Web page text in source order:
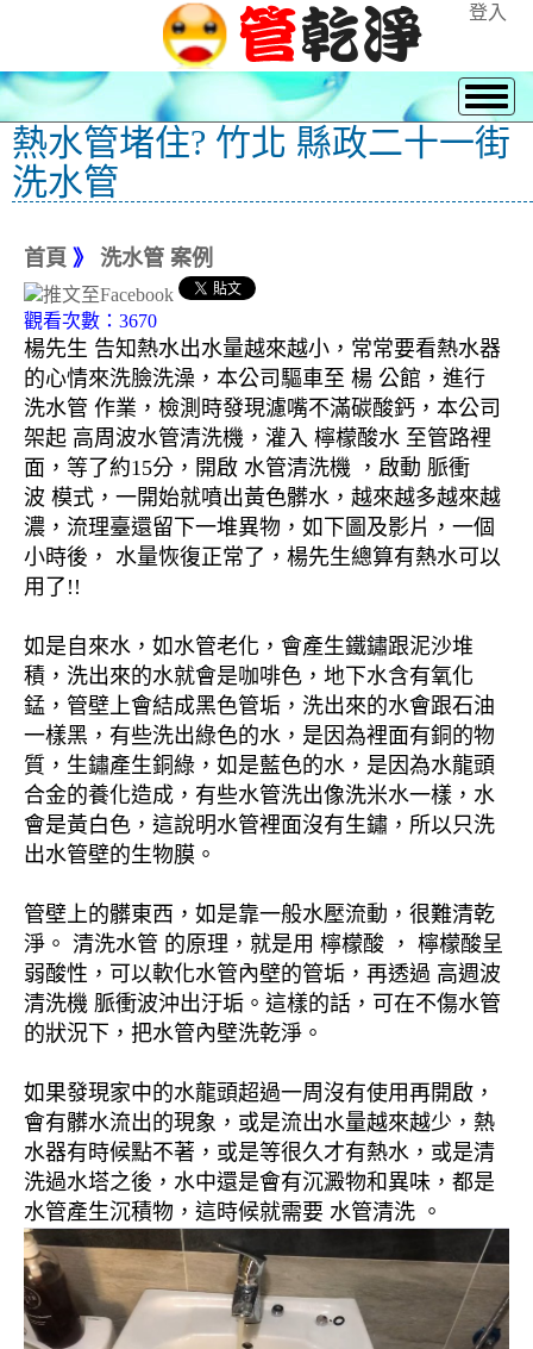
登入
熱水管堵住? 竹北 縣政二十一街
洗水管
首頁 》 洗水管 案例
觀看次數：3670
楊先生 告知熱水出水量越來越小，常常要看熱水器
的心情來洗臉洗澡，本公司驅車至 楊 公館，進行
洗水管 作業，檢測時發現濾嘴不滿碳酸鈣，本公司
架起 高周波水管清洗機，灌入 檸檬酸水 至管路裡
面，等了約15分，開啟 水管清洗機 ，啟動 脈衝
波 模式，一開始就噴出黃色髒水，越來越多越來越
濃，流理臺還留下一堆異物，如下圖及影片，一個
小時後， 水量恢復正常了，楊先生總算有熱水可以
用了!!
如是自來水，如水管老化，會產生鐵鏽跟泥沙堆
積，洗出來的水就會是咖啡色，地下水含有氧化
錳，管壁上會結成黑色管垢，洗出來的水會跟石油
一樣黑，有些洗出綠色的水，是因為裡面有銅的物
質，生鏽產生銅綠，如是藍色的水，是因為水龍頭
合金的養化造成，有些水管洗出像洗米水一樣，水
會是黃白色，這說明水管裡面沒有生鏽，所以只洗
出水管壁的生物膜。
管壁上的髒東西，如是靠一般水壓流動，很難清乾
淨。 清洗水管 的原理，就是用 檸檬酸 ， 檸檬酸呈
弱酸性，可以軟化水管內壁的管垢，再透過 高週波
清洗機 脈衝波沖出汙垢。這樣的話，可在不傷水管
的狀況下，把水管內壁洗乾淨。
如果發現家中的水龍頭超過一周沒有使用再開啟，
會有髒水流出的現象，或是流出水量越來越少，熱
水器有時候點不著，或是等很久才有熱水，或是清
洗過水塔之後，水中還是會有沉澱物和異味，都是
水管產生沉積物，這時候就需要 水管清洗 。